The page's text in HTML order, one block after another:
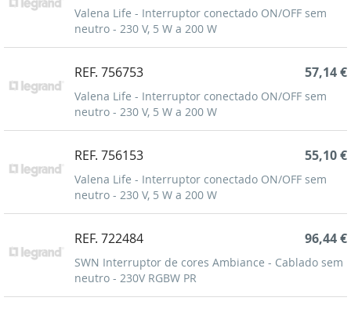
Valena Life - Interruptor conectado ON/OFF sem
neutro - 230 V, 5 W a 200 W
REF. 756753
Valena Life - Interruptor conectado ON/OFF sem
neutro - 230 V, 5 W a 200 W
57,14 €
REF. 756153
Valena Life - Interruptor conectado ON/OFF sem
neutro - 230 V, 5 W a 200 W
55,10 €
REF. 722484
SWN Interruptor de cores Ambiance - Cablado sem
neutro - 230V RGBW PR
96,44 €